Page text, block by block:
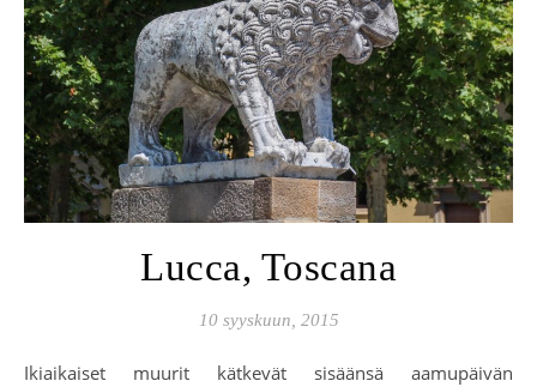
Lucca, Toscana
10 syyskuun, 2015
Ikiaikaiset muurit kätkevät sisäänsä aamupäivän